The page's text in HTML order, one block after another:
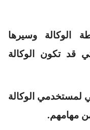
الوكالة وسيرها
قد تكون الوكالة
لمستخدمي الوكالة
مهامهم.